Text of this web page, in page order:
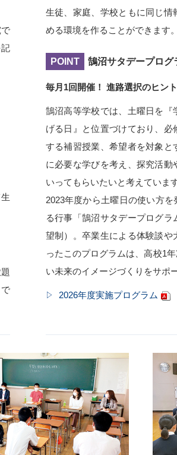
生徒、家庭、学校ともに同じ
める環境を作ることができます。
POINT 鵠沼サタデープログ
毎月1回開催！ 進路選択のヒン
鵠沼高等学校では、土曜日を
げる日』と位置づけており、
する補習授業、希望者を対象
に必要な学びを考え、探究活
いってもらいたいと考えています
2023年度から土曜日の使い方
る行事「鵠沼サタデープログ
望制）。卒業生による体験談や
ったこのプログラムは、高校1
い未来のイメージづくりをサポ
2026年度実施プログラム